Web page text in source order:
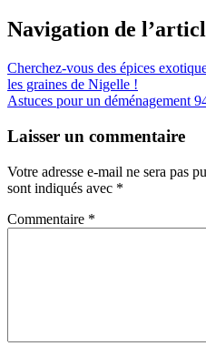
Navigation de
Cherchez-vous des épices
les graines de Nigelle !
Astuces pour un déménagement
Laisser un commentaire
Votre adresse e-mail ne sera pas
sont indiqués avec *
Commentaire *